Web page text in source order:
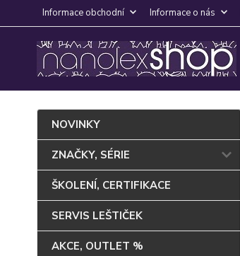
Informace obchodní Informace o nás
NOVINKY
ZNAČKY, SÉRIE
ŠKOLENÍ, CERTIFIKACE
SERVIS LEŠTIČEK
AKCE, OUTLET %